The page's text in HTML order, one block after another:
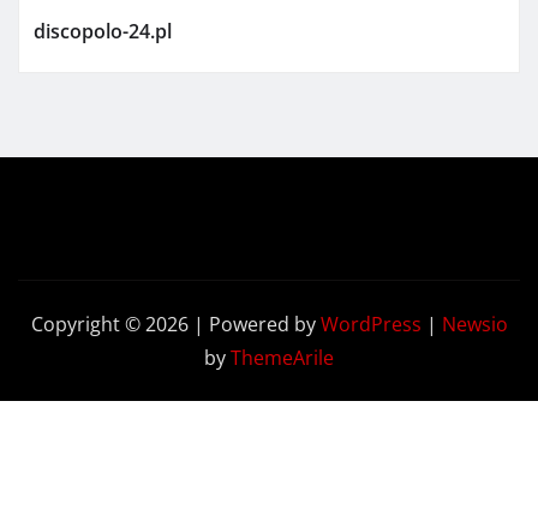
discopolo-24.pl
Copyright © 2026 | Powered byWordPress | Newsio
byThemeArile